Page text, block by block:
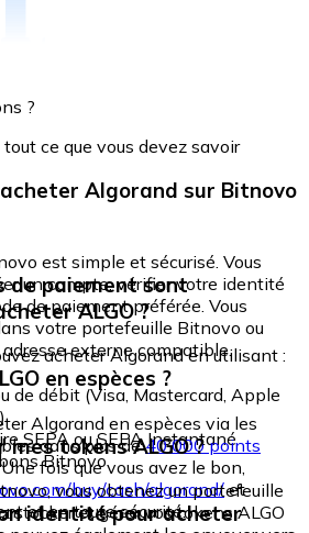
?
ce que vous devez savoir
Algorand sur Bitnovo
est simple et sécurisé. Vous
un compte, vérifier votre identité
de paiement préférée. Vous
votre portefeuille Bitnovo ou
externe compatible.
de paiement sont
ALGO ?
acheter Algorand en utilisant :
de débit (Visa, Mastercard, Apple
SEPA ou SEPA Instantané
Bitnovo
en espèces ?
Algorand en espèces via les
dans plus de40 000 points
fois que vous avez le bon,
buy/cash/algorand/et
et en toute sécurité.
tokens ALGO ?
vous obtenez un portefeuille
stocker et gérer vos tokens ALGO
identité pour acheter